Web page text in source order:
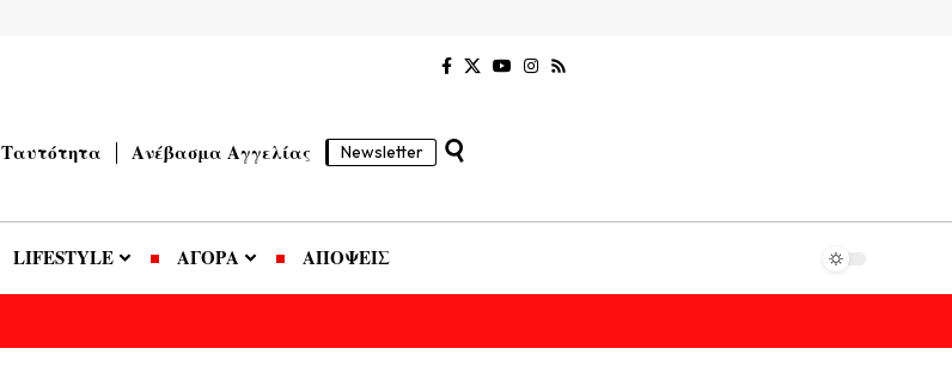
Ταυτότητα Ανέβασμα Αγγελίας Newsletter
LIFESTYLE ΑΓΟΡΑ ΑΠΟΨΕΙΣ